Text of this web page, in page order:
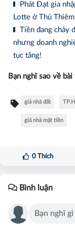
Phát Đạt gia
Lotte ở Thủ Thiêm
Tiền đang chảy
nhưng doanh
tục tăng!
Bạn nghĩ sao về
giá nhà đất
giá nhà mặt tiền
0Thích
Bình luận